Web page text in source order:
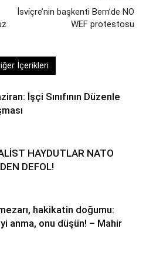
İsviçre’nin başkenti Bern’de NO
WEF protestosu
İçerikleri
İşçi Sınıfının Düzenle
HAYDUTLAR NATO
DEFOL!
hakikatin doğumu:
anma, onu düşün! – Mahir